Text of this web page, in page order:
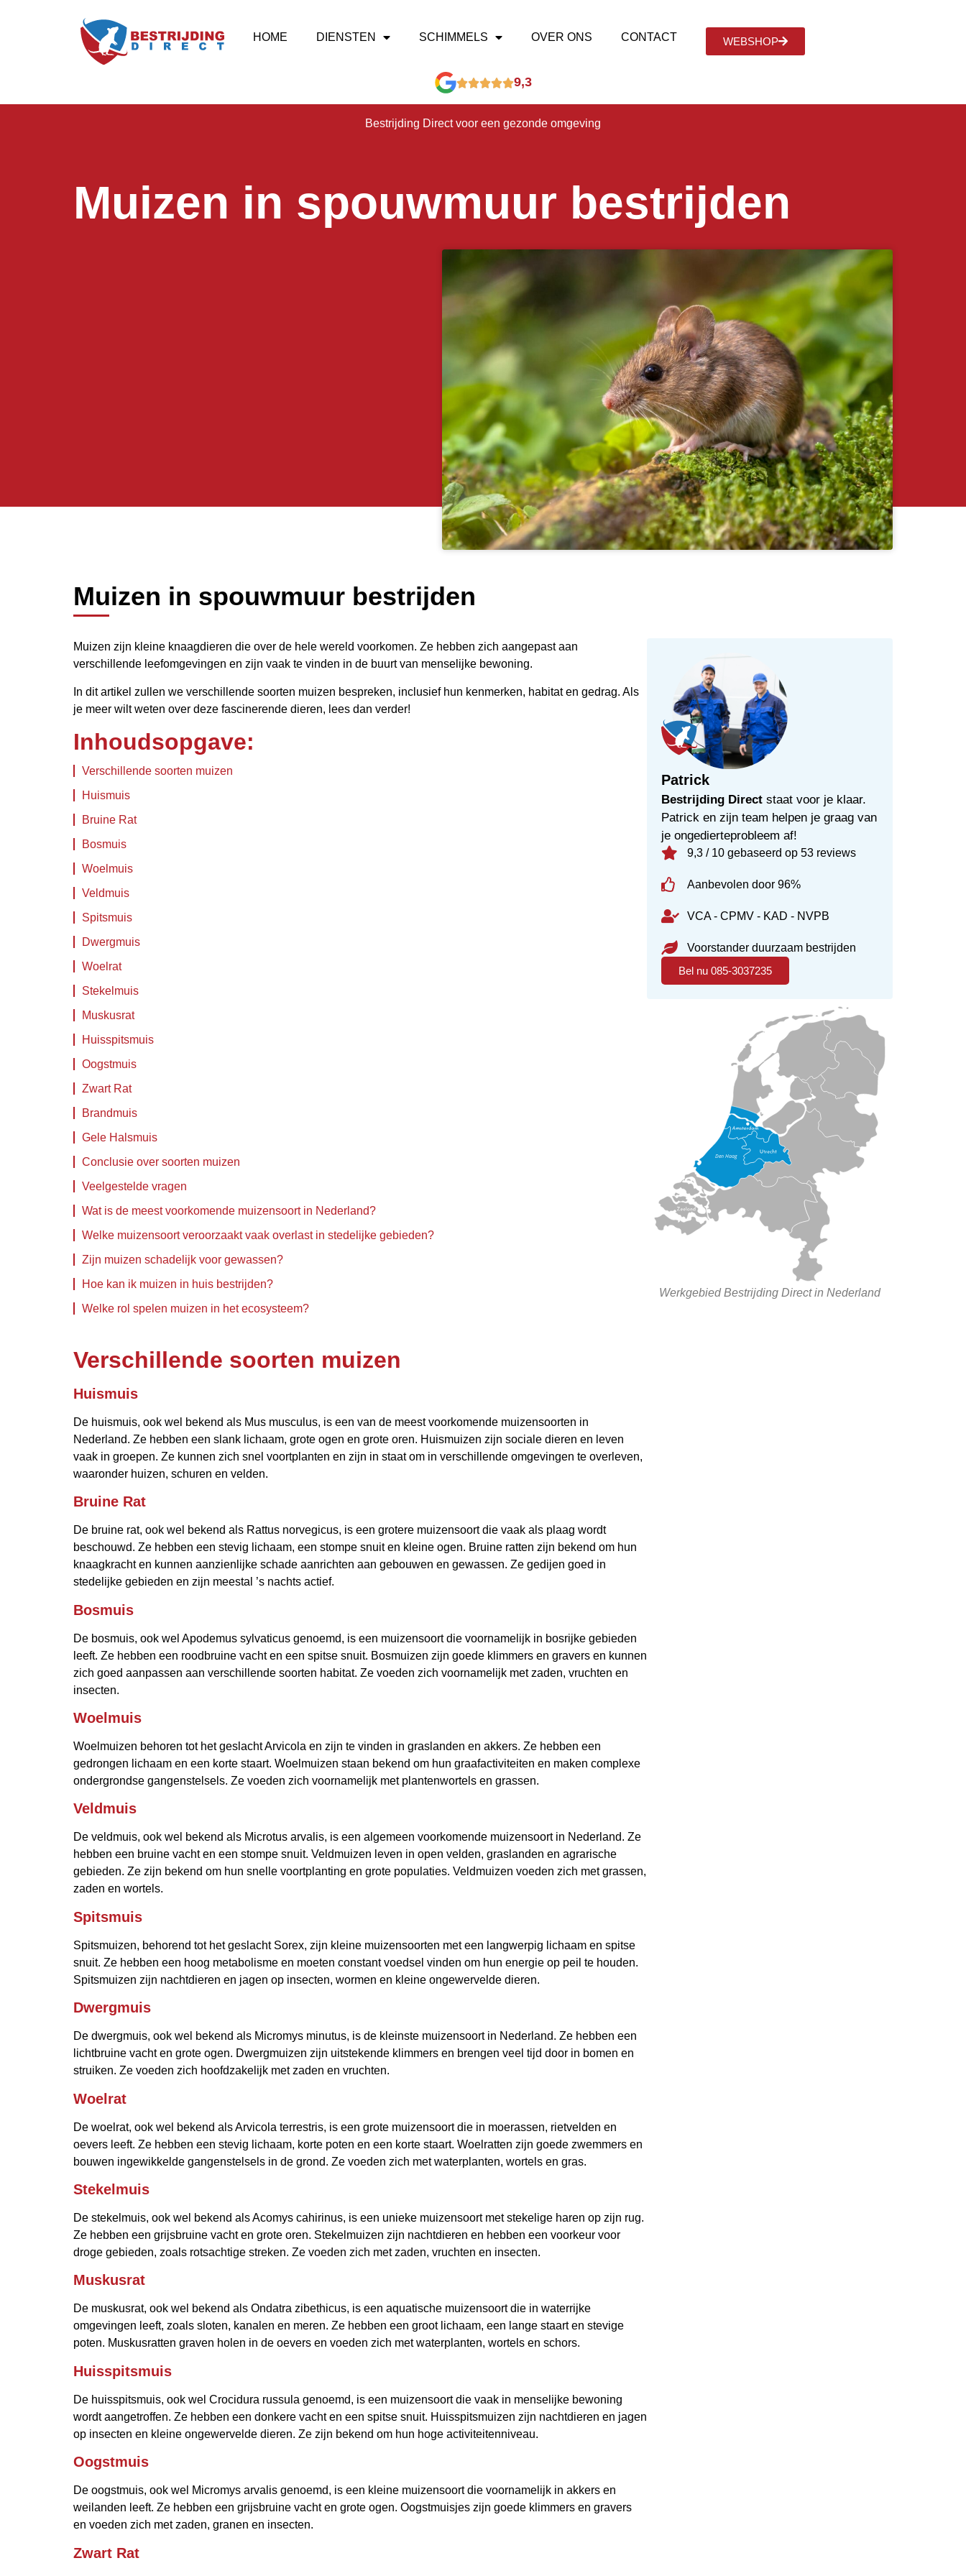
HOME DIENSTEN SCHIMMELS OVER ONS CONTACT WEBSHOP
9,3
Bestrijding Direct voor een gezonde omgeving
Muizen in spouwmuur bestrijden
Muizen in spouwmuur bestrijden
Muizen zijn kleine knaagdieren die over de hele wereld voorkomen. Ze hebben zich aangepast aan
verschillende leefomgevingen en zijn vaak te vinden in de buurt van menselijke bewoning.
In dit artikel zullen we verschillende soorten muizen bespreken, inclusief hun kenmerken, habitat en gedrag. Als
je meer wilt weten over deze fascinerende dieren, lees dan verder!
Inhoudsopgave:
Verschillende soorten muizen
Huismuis
Bruine Rat
Bosmuis
Woelmuis
Veldmuis
Spitsmuis
Dwergmuis
Woelrat
Stekelmuis
Muskusrat
Huisspitsmuis
Oogstmuis
Zwart Rat
Brandmuis
Gele Halsmuis
Conclusie over soorten muizen
Veelgestelde vragen
Wat is de meest voorkomende muizensoort in Nederland?
Welke muizensoort veroorzaakt vaak overlast in stedelijke gebieden?
Zijn muizen schadelijk voor gewassen?
Hoe kan ik muizen in huis bestrijden?
Welke rol spelen muizen in het ecosysteem?
Verschillende soorten muizen
Huismuis
De huismuis, ook wel bekend als Mus musculus, is een van de meest voorkomende muizensoorten in
Nederland. Ze hebben een slank lichaam, grote ogen en grote oren. Huismuizen zijn sociale dieren en leven
vaak in groepen. Ze kunnen zich snel voortplanten en zijn in staat om in verschillende omgevingen te overleven,
waaronder huizen, schuren en velden.
Bruine Rat
De bruine rat, ook wel bekend als Rattus norvegicus, is een grotere muizensoort die vaak als plaag wordt
beschouwd. Ze hebben een stevig lichaam, een stompe snuit en kleine ogen. Bruine ratten zijn bekend om hun
knaagkracht en kunnen aanzienlijke schade aanrichten aan gebouwen en gewassen. Ze gedijen goed in
stedelijke gebieden en zijn meestal ’s nachts actief.
Bosmuis
De bosmuis, ook wel Apodemus sylvaticus genoemd, is een muizensoort die voornamelijk in bosrijke gebieden
leeft. Ze hebben een roodbruine vacht en een spitse snuit. Bosmuizen zijn goede klimmers en gravers en kunnen
zich goed aanpassen aan verschillende soorten habitat. Ze voeden zich voornamelijk met zaden, vruchten en
insecten.
Woelmuis
Woelmuizen behoren tot het geslacht Arvicola en zijn te vinden in graslanden en akkers. Ze hebben een
gedrongen lichaam en een korte staart. Woelmuizen staan bekend om hun graafactiviteiten en maken complexe
ondergrondse gangenstelsels. Ze voeden zich voornamelijk met plantenwortels en grassen.
Veldmuis
De veldmuis, ook wel bekend als Microtus arvalis, is een algemeen voorkomende muizensoort in Nederland. Ze
hebben een bruine vacht en een stompe snuit. Veldmuizen leven in open velden, graslanden en agrarische
gebieden. Ze zijn bekend om hun snelle voortplanting en grote populaties. Veldmuizen voeden zich met grassen,
zaden en wortels.
Spitsmuis
Spitsmuizen, behorend tot het geslacht Sorex, zijn kleine muizensoorten met een langwerpig lichaam en spitse
snuit. Ze hebben een hoog metabolisme en moeten constant voedsel vinden om hun energie op peil te houden.
Spitsmuizen zijn nachtdieren en jagen op insecten, wormen en kleine ongewervelde dieren.
Dwergmuis
De dwergmuis, ook wel bekend als Micromys minutus, is de kleinste muizensoort in Nederland. Ze hebben een
lichtbruine vacht en grote ogen. Dwergmuizen zijn uitstekende klimmers en brengen veel tijd door in bomen en
struiken. Ze voeden zich hoofdzakelijk met zaden en vruchten.
Woelrat
De woelrat, ook wel bekend als Arvicola terrestris, is een grote muizensoort die in moerassen, rietvelden en
oevers leeft. Ze hebben een stevig lichaam, korte poten en een korte staart. Woelratten zijn goede zwemmers en
bouwen ingewikkelde gangenstelsels in de grond. Ze voeden zich met waterplanten, wortels en gras.
Stekelmuis
De stekelmuis, ook wel bekend als Acomys cahirinus, is een unieke muizensoort met stekelige haren op zijn rug.
Ze hebben een grijsbruine vacht en grote oren. Stekelmuizen zijn nachtdieren en hebben een voorkeur voor
droge gebieden, zoals rotsachtige streken. Ze voeden zich met zaden, vruchten en insecten.
Muskusrat
De muskusrat, ook wel bekend als Ondatra zibethicus, is een aquatische muizensoort die in waterrijke
omgevingen leeft, zoals sloten, kanalen en meren. Ze hebben een groot lichaam, een lange staart en stevige
poten. Muskusratten graven holen in de oevers en voeden zich met waterplanten, wortels en schors.
Huisspitsmuis
De huisspitsmuis, ook wel Crocidura russula genoemd, is een muizensoort die vaak in menselijke bewoning
wordt aangetroffen. Ze hebben een donkere vacht en een spitse snuit. Huisspitsmuizen zijn nachtdieren en jagen
op insecten en kleine ongewervelde dieren. Ze zijn bekend om hun hoge activiteitenniveau.
Oogstmuis
De oogstmuis, ook wel Micromys arvalis genoemd, is een kleine muizensoort die voornamelijk in akkers en
weilanden leeft. Ze hebben een grijsbruine vacht en grote ogen. Oogstmuisjes zijn goede klimmers en gravers
en voeden zich met zaden, granen en insecten.
Zwart Rat
Patrick
Bestrijding Direct staat voor je klaar.
Patrick en zijn team helpen je graag van
je ongedierteprobleem af!
9,3 / 10 gebaseerd op 53 reviews
Aanbevolen door 96%
VCA - CPMV - KAD - NVPB
Voorstander duurzaam bestrijden
Bel nu 085-3037235
Werkgebied Bestrijding Direct in Nederland